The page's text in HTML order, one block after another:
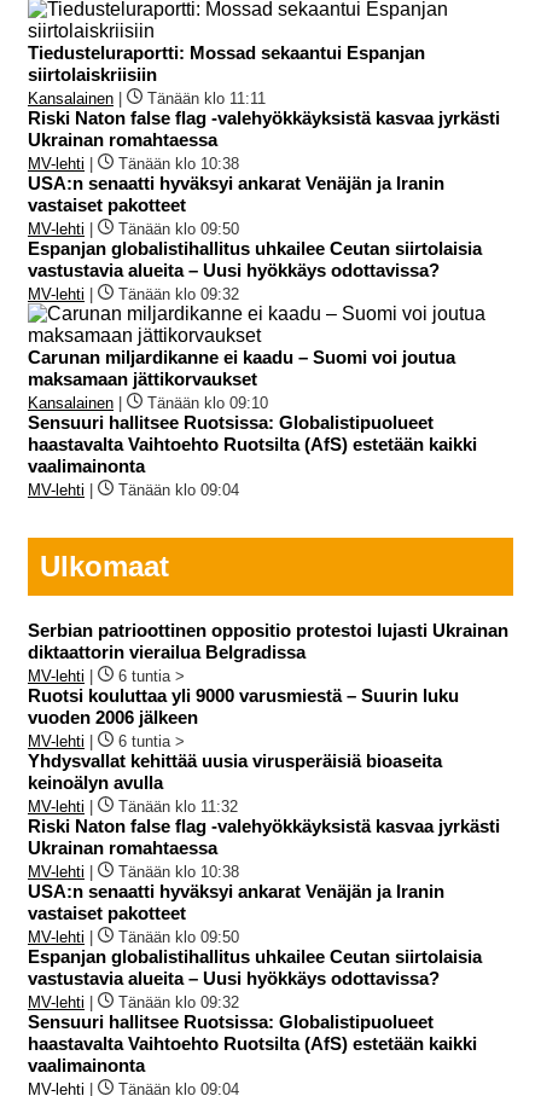
Tiedusteluraportti: Mossad sekaantui Espanjan
siirtolaiskriisiin
Kansalainen Tänään klo 11:11
Riski Naton false flag -valehyökkäyksistä kasvaa jyrkästi
Ukrainan romahtaessa
MV-lehti Tänään klo 10:38
USA:n senaatti hyväksyi ankarat Venäjän ja Iranin
vastaiset pakotteet
MV-lehti Tänään klo 09:50
Espanjan globalistihallitus uhkailee Ceutan siirtolaisia
vastustavia alueita – Uusi hyökkäys odottavissa?
MV-lehti Tänään klo 09:32
Carunan miljardikanne ei kaadu – Suomi voi joutua
maksamaan jättikorvaukset
Kansalainen Tänään klo 09:10
Sensuuri hallitsee Ruotsissa: Globalistipuolueet
haastavalta Vaihtoehto Ruotsilta (AfS) estetään kaikki
vaalimainonta
MV-lehti Tänään klo 09:04
Ulkomaat
Serbian patrioottinen oppositio protestoi lujasti Ukrainan
diktaattorin vierailua Belgradissa
MV-lehti 6 tuntia >
Ruotsi kouluttaa yli 9000 varusmiestä – Suurin luku
vuoden 2006 jälkeen
MV-lehti 6 tuntia >
Yhdysvallat kehittää uusia virusperäisiä bioaseita
keinoälyn avulla
MV-lehti Tänään klo 11:32
Riski Naton false flag -valehyökkäyksistä kasvaa jyrkästi
Ukrainan romahtaessa
MV-lehti Tänään klo 10:38
USA:n senaatti hyväksyi ankarat Venäjän ja Iranin
vastaiset pakotteet
MV-lehti Tänään klo 09:50
Espanjan globalistihallitus uhkailee Ceutan siirtolaisia
vastustavia alueita – Uusi hyökkäys odottavissa?
MV-lehti Tänään klo 09:32
Sensuuri hallitsee Ruotsissa: Globalistipuolueet
haastavalta Vaihtoehto Ruotsilta (AfS) estetään kaikki
vaalimainonta
MV-lehti Tänään klo 09:04